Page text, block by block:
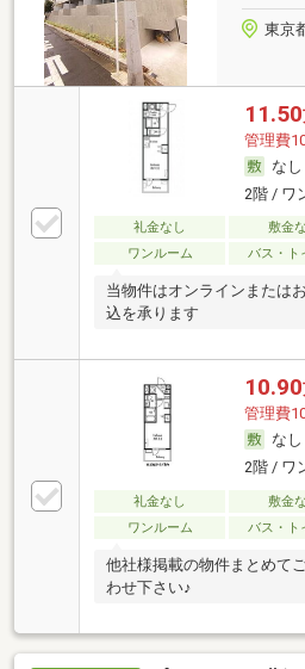
東京
11.50
管理費
なし
2階 / ワ
礼金なし 敷金
ワンルーム
バス・ト
当物件はオンラインまたは
込を承ります
10.90
管理費
なし
2階 / ワ
礼金なし 敷金
ワンルーム
バス・ト
他社様掲載の物件まとめて
わせ下さい♪